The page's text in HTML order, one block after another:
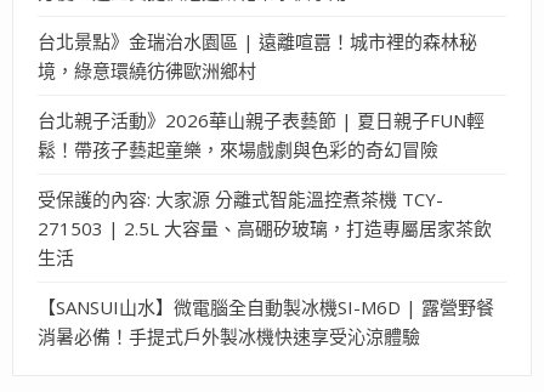
台北景點》金瑞治水園區 | 遠離喧囂！城市裡的森林秘
境，綠意環繞彷彿歐洲鄉村
台北親子活動》2026華山親子表藝節 | 夏日親子FUN輕
鬆！帶孩子藝起童樂，來場戲劇與色彩的奇幻冒險
受保護的內容: 大家源 分離式智能溫控煮茶機 TCY-
271503 | 2.5L 大容量、高硼矽玻璃，打造專屬居家茶飲
生活
【SANSUI山水】微電腦全自動製冰機SI-M6D | 露營野餐
消暑必備！手提式戶外製冰機快速享受沁涼體驗